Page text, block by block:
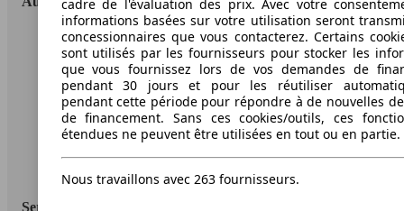
A propos d'AutoScout24
Conditions d'utilisation
Informations légales
Protection des données
Service
cadre de l'évaluation des prix. Avec votre
informations basées sur votre utilisation seront
concessionnaires que vous contacterez. Certains
sont utilisés par les fournisseurs pour stocker les
que vous fournissez lors de vos demandes de
pendant 30 jours et pour les réutiliser
pendant cette période pour répondre à de nouvelles
de financement. Sans ces cookies/outils, ces
étendues ne peuvent être utilisées en tout ou en partie.
Nous travaillons avec 263 fournisseurs.